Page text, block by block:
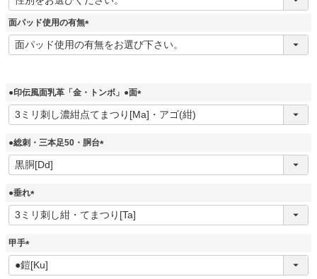
必
須
面パッド使用の有無
(
必
●印伝風面乳革「金・トンボ」●面
(
必
●総刺・三本足50・胴台
(
●垂れ
(
必
甲手
(
必